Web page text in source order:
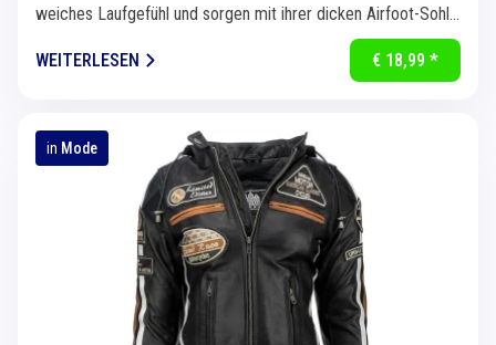
weiches Laufgefühl und sorgen mit ihrer dicken Airfoot-Sohle
WEITERLESEN
€ 18,99 *
in Mode